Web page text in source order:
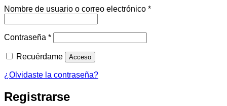
Nombre de usuario o correo electrónico *Obligatorio
Contraseña *Obligatorio
Recuérdame Acceso
¿Olvidaste la contraseña?
Registrarse